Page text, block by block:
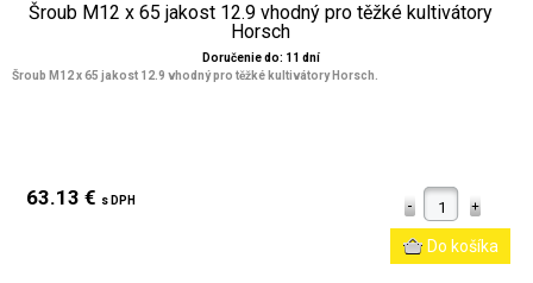
Šroub M12 x 65 jakost 12.9 vhodný pro těžké kultivátory
Horsch
Doručenie do: 11 dní
Šroub M12 x 65 jakost 12.9 vhodný pro těžké kultivátory Horsch.
63.13 € s DPH